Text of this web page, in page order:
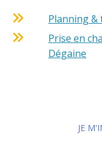
Planning &
Prise en
Dégaine
JE